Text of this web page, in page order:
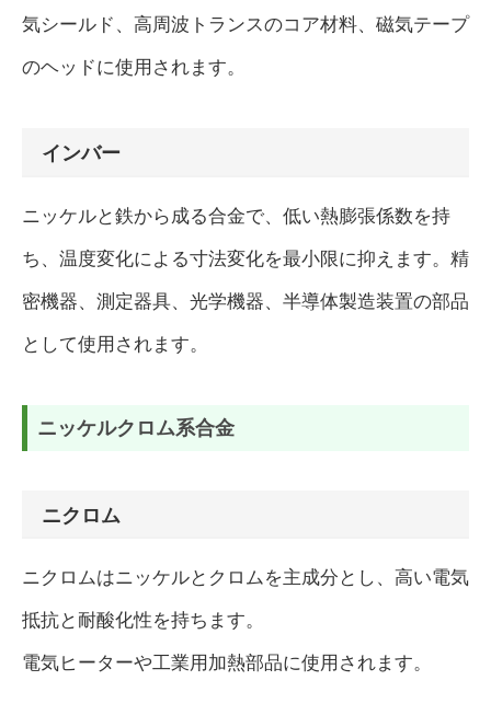
気シールド、高周波トランスのコア材料、磁気テープ
のヘッドに使用されます。
インバー
ニッケルと鉄から成る合金で、低い熱膨張係数を持
ち、温度変化による寸法変化を最小限に抑えます。精
密機器、測定器具、光学機器、半導体製造装置の部品
として使用されます。
ニッケルクロム系合金
ニクロム
ニクロムはニッケルとクロムを主成分とし、高い電気
抵抗と耐酸化性を持ちます。
電気ヒーターや工業用加熱部品に使用されます。